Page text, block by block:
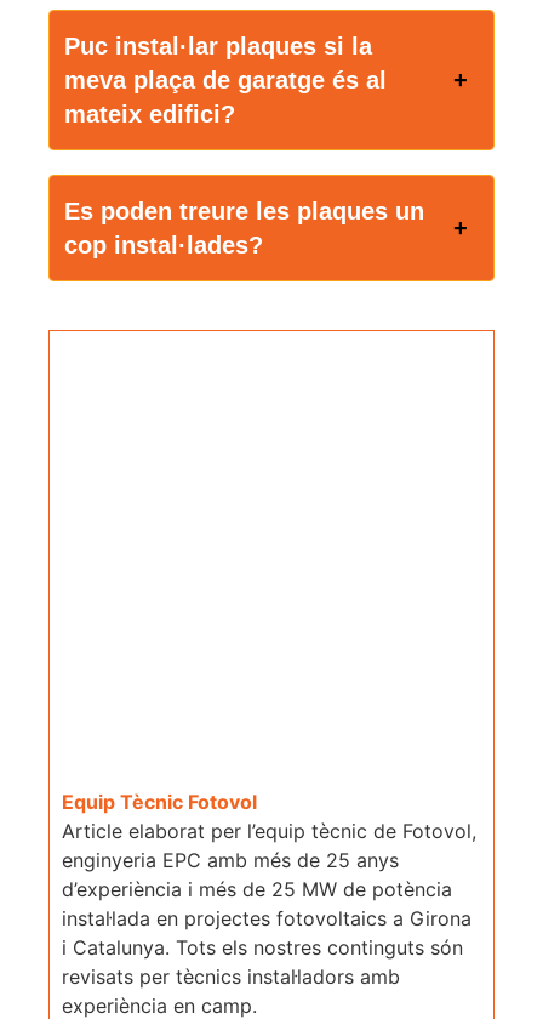
Puc instal·lar plaques si la
meva plaça de garatge és al
mateix edifici?
Es poden treure les plaques un
cop instal·lades?
Equip Tècnic Fotovol
Article elaborat per l’equip tècnic de Fotovol,
enginyeria EPC amb més de 25 anys
d’experiència i més de 25 MW de potència
instal·lada en projectes fotovoltaics a Girona
i Catalunya. Tots els nostres continguts són
revisats per tècnics instal·ladors amb
experiència en camp.